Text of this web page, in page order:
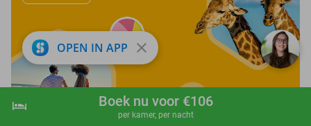
shopping_cart Boek nu
hotel Boek nu voor €106
per kamer, per nacht
OPEN IN APP close